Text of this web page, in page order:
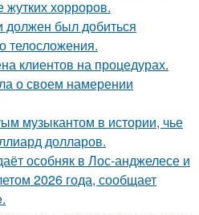
жутких хорроров.
был добиться
телосложения.
клиентов на процедурах.
о своем намерении
музыкантом в истории, чье
долларов.
особняк в Лос-анджелесе и
2026 года, сообщает